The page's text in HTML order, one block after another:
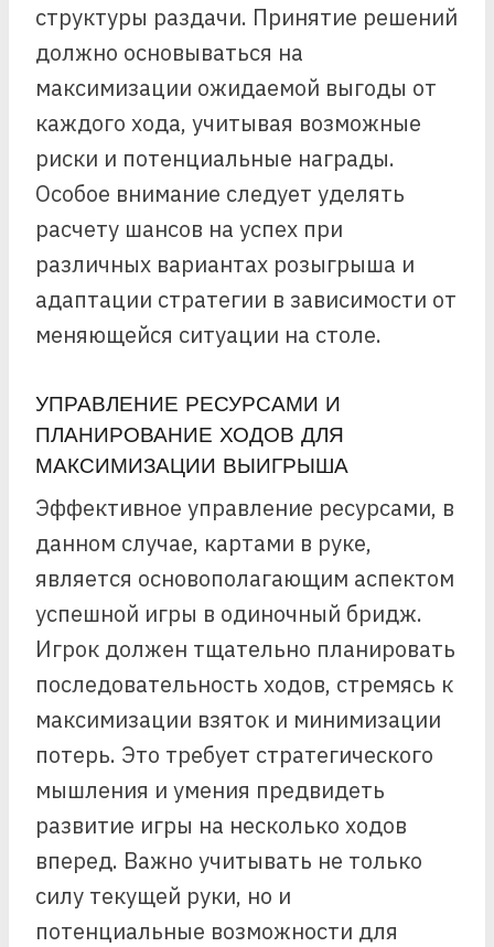
структуры раздачи. Принятие решений
должно основываться на
максимизации ожидаемой выгоды от
каждого хода, учитывая возможные
риски и потенциальные награды.
Особое внимание следует уделять
расчету шансов на успех при
различных вариантах розыгрыша и
адаптации стратегии в зависимости от
меняющейся ситуации на столе.
УПРАВЛЕНИЕ РЕСУРСАМИ И
ПЛАНИРОВАНИЕ ХОДОВ ДЛЯ
МАКСИМИЗАЦИИ ВЫИГРЫША
Эффективное управление ресурсами, в
данном случае, картами в руке,
является основополагающим аспектом
успешной игры в одиночный бридж.
Игрок должен тщательно планировать
последовательность ходов, стремясь к
максимизации взяток и минимизации
потерь. Это требует стратегического
мышления и умения предвидеть
развитие игры на несколько ходов
вперед. Важно учитывать не только
силу текущей руки, но и
потенциальные возможности для